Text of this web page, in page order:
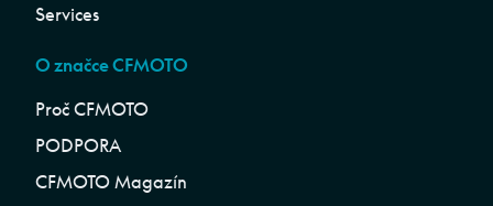
Services
O značce CFMOTO
Proč CFMOTO
PODPORA
CFMOTO Magazín